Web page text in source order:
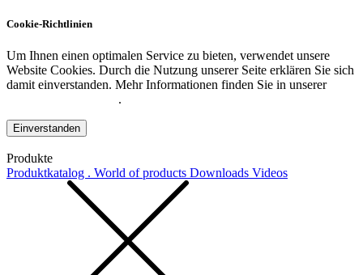
Cookie-Richtlinien
Um Ihnen einen optimalen Service zu bieten, verwendet unsere
Website Cookies. Durch die Nutzung unserer Seite erklären Sie sich
damit einverstanden. Mehr Informationen finden Sie in unserer
.
Einverstanden
Produkte
Produktkatalog . World of products Downloads Videos